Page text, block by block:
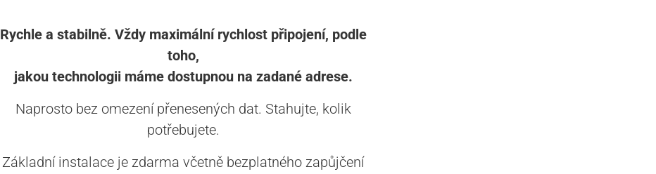
Rychle a stabilně. Vždy maximální rychlost připojení, podle
toho,
jakou technologii máme dostupnou na zadané adrese.
Naprosto bez omezení přenesených dat. Stahujte, kolik
potřebujete.
Základní instalace je zdarma včetně bezplatného zapůjčení